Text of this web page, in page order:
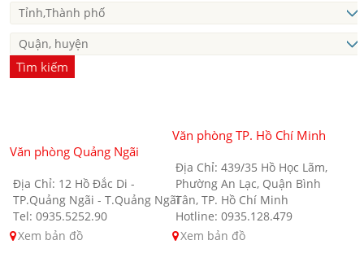
Tìm kiếm
Văn phòng Quảng Ngãi
Địa Chỉ: 12 Hồ Đắc Di -
TP.Quảng Ngãi - T.Quảng Ngãi
Tel: 0935.5252.90
Xem bản đồ
Văn phòng TP. Hồ Chí Minh
Địa Chỉ: 439/35 Hồ Học Lãm,
Phường An Lạc, Quận Bình
Tân, TP. Hồ Chí Minh
Hotline: 0935.128.479
Xem bản đồ